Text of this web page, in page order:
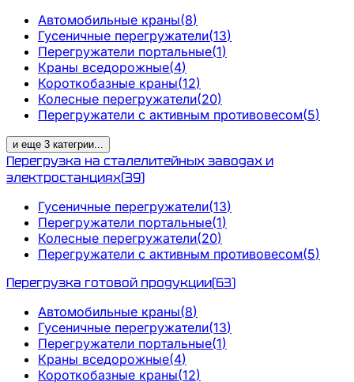
Автомобильные краны(8)
Гусеничные перегружатели(13)
Перегружатели портальные(1)
Краны вседорожные(4)
Короткобазные краны(12)
Колесные перегружатели(20)
Перегружатели с активным противовесом(5)
и еще 3 категрии...
Перегрузка на сталелитейных заводах и
электростанциях(39)
Гусеничные перегружатели(13)
Перегружатели портальные(1)
Колесные перегружатели(20)
Перегружатели с активным противовесом(5)
Перегрузка готовой продукции(63)
Автомобильные краны(8)
Гусеничные перегружатели(13)
Перегружатели портальные(1)
Краны вседорожные(4)
Короткобазные краны(12)